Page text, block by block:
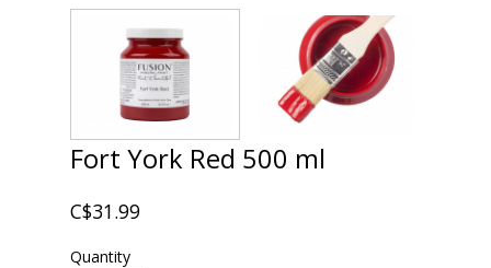
Fort York Red 500 ml
C$31.99
Quantity